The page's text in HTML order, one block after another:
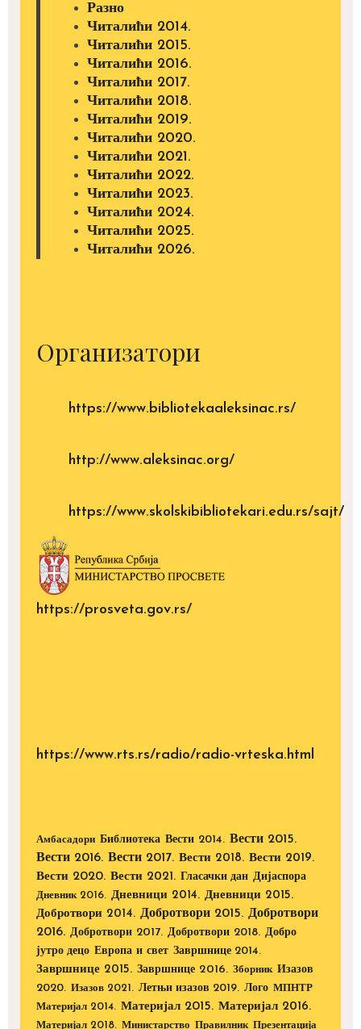
Разно
Читалићи 2014.
Читалићи 2015.
Читалићи 2016.
Читалићи 2017.
Читалићи 2018.
Читалићи 2019.
Читалићи 2020.
Читалићи 2021.
Читалићи 2022.
Читалићи 2023.
Читалићи 2024.
Читалићи 2025.
Читалићи 2026.
Организатори
https://www.bibliotekaaleksinac.rs/
http://www.aleksinac.org/
https://www.skolskibibliotekari.edu.rs/sajt/
https://prosveta.gov.rs/
https://www.rts.rs/radio/radio-vrteska.html
Амбасадори Библиотека Вести 2014. Вести 2015.
Вести 2016. Вести 2017. Вести 2018. Вести 2019.
Вести 2020. Вести 2021. Гласачки дан Дијаспора
Дневник 2016. Дневници 2014. Дневници 2015.
Добротвори 2014. Добротвори 2015. Добротвори
2016. Добротвори 2017. Добротвори 2018. Добро
јутро децо Европа и свет Завршнице 2014.
Завршнице 2015. Завршнице 2016. Зборник Изазов
2020. Изазов 2021. Летњи изазов 2019. Лого МПНТР
Материјал 2014. Материјал 2015. Материјал 2016.
Материјал 2018. Министарство Правилник Презентација